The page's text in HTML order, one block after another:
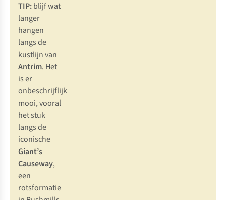
TIP:blijf wat
langer
hangen
langs de
kustlijn van
Antrim. Het
is er
onbeschrijflijk
mooi, vooral
het stuk
langs de
iconische
Giant’s
Causeway,
een
rotsformatie